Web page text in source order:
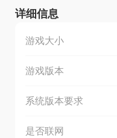
详细信息
游戏大小
游戏版本
系统版本要求
是否联网